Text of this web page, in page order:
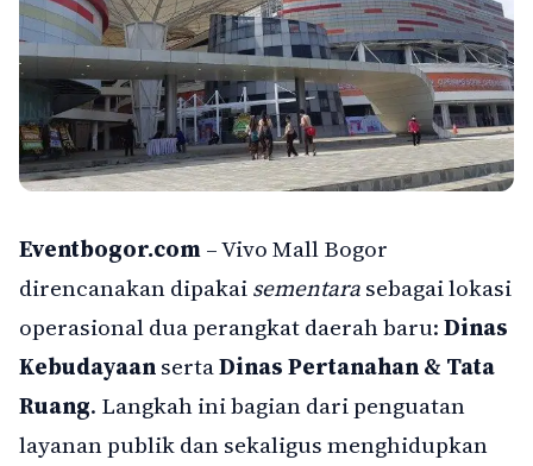
Eventbogor.com– Vivo Mall Bogor
direncanakan dipakaisementarasebagai lokasi
operasional dua perangkat daerah baru:Dinas
KebudayaansertaDinas Pertanahan & Tata
Ruang. Langkah ini bagian dari penguatan
layanan publik dan sekaligus menghidupkan